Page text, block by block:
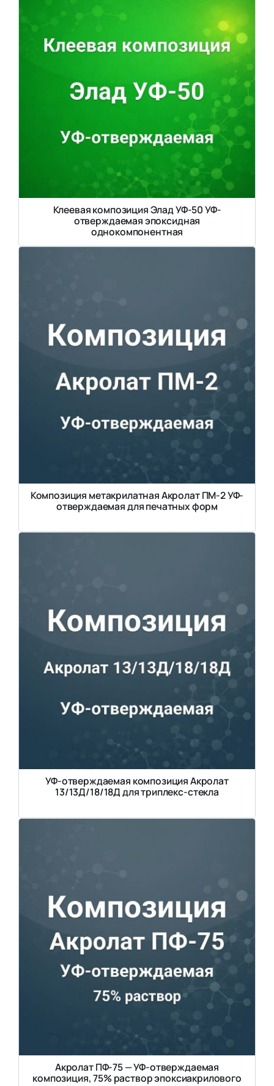
Клеевая композиция Элад УФ-50 УФ-
отверждаемая эпоксидная
однокомпонентная
Композиция метакрилатная Акролат ПМ-2 УФ-
отверждаемая для печатных форм
УФ-отверждаемая композиция Акролат
13/13Д/18/18Д для триплекс-стекла
Акролат ПФ-75 — УФ-отверждаемая
композиция, 75% раствор эпоксиакрилового